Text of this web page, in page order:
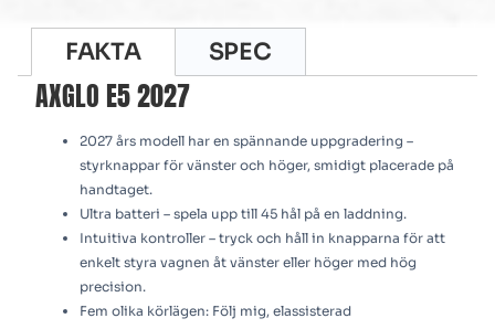
FAKTA SPEC
AXGLO E5 2027
2027 års modell har en spännande uppgradering –
styrknappar för vänster och höger, smidigt placerade på
handtaget.
Ultra batteri – spela upp till 45 hål på en laddning.
Intuitiva kontroller – tryck och håll in knapparna för att
enkelt styra vagnen åt vänster eller höger med hög
precision.
Fem olika körlägen: Följ mig, elassisterad